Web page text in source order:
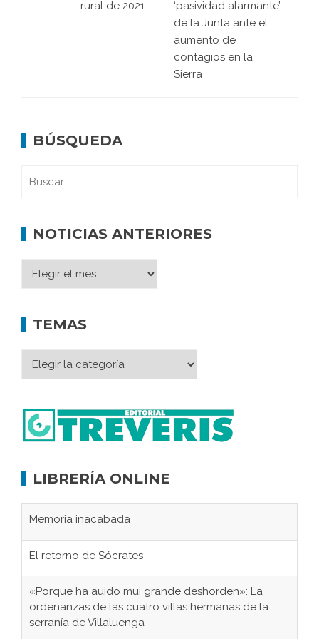
rural de 2021
‘pasividad alarmante’
de la Junta ante el
aumento de
contagios en la
Sierra
BÚSQUEDA
NOTICIAS ANTERIORES
TEMAS
LIBRERÍA ONLINE
Memoria inacabada
El retorno de Sócrates
«Porque ha auido mui grande deshorden»: La
ordenanzas de las cuatro villas hermanas de la
serranía de Villaluenga